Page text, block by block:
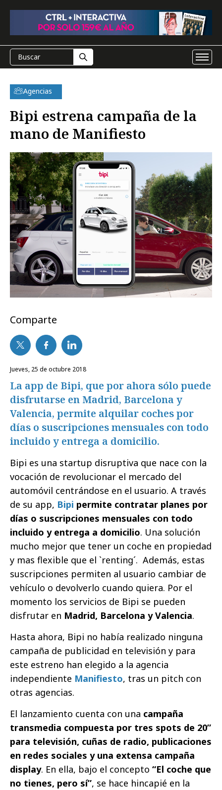
Agencias
Bipi estrena campaña de la
mano de Manifiesto
Comparte
jueves, 25 de octubre 2018
La app de Bipi, que por ahora sólo puede
disfrutarse en Madrid, Barcelona y
Valencia, permite alquilar coches por
días o suscripciones mensuales con todo
incluido y entrega a domicilio.
Bipi es una startup disruptiva que nace con la
vocación de revolucionar el mercado del
automóvil centrándose en el usuario. A través
de su app, Bipi permite contratar planes por
días o suscripciones mensuales con todo
incluido y entrega a domicilio. Una solución
mucho mejor que tener un coche en propiedad
y mas flexible que el `renting´. Además, estas
suscripciones permiten al usuario cambiar de
vehículo o devolverlo cuando quiera. Por el
momento los servicios de Bipi se pueden
disfrutar en Madrid, Barcelona y Valencia.
Hasta ahora, Bipi no había realizado ninguna
campaña de publicidad en televisión y para
este estreno han elegido a la agencia
independiente Manifiesto, tras un pitch con
otras agencias.
El lanzamiento cuenta con una campaña
transmedia compuesta por tres spots de 20”
para televisión, cuñas de radio, publicaciones
en redes sociales y una extensa campaña
display. En ella, bajo el concepto “El coche que
no tienes, pero sí”, se hace hincapié en la